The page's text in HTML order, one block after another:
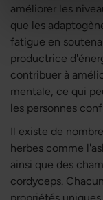
améliorer les
que les
fatigue en
productrice
contribuer à
mentale, ce qui
les personnes
Il existe de
herbes comme
ainsi que des
cordyceps.